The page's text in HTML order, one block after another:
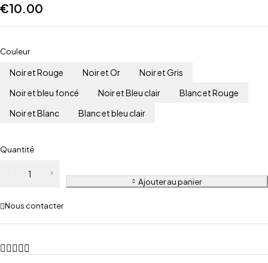
€10.00
Couleur
Noir et Rouge Noir et Or
Noir et Gris
Noir et bleu foncé
Noir et Bleu clair
Blanc et Rouge
Noir et Blanc
Blanc et bleu clair
Quantité
Ajouter au panier
Nous contacter